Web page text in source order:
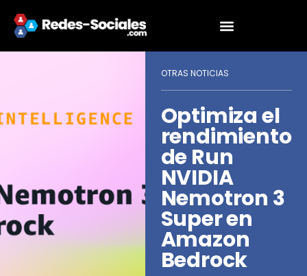
OTRAS NOTICIAS
Optimiza el
rendimiento
de Run
NVIDIA
Nemotron 3
Super en
Amazon
Bedrock